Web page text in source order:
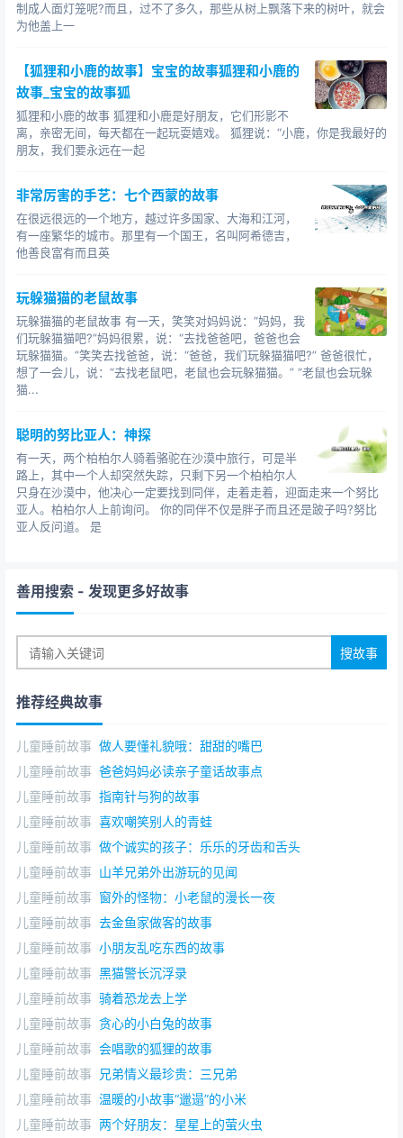
制成人面灯笼呢?而且，过不了多久，那些从树上飘落下来的树叶，就会
为他盖上一
【狐狸和小鹿的故事】宝宝的故事狐狸和小鹿的
故事_宝宝的故事狐
狐狸和小鹿的故事 狐狸和小鹿是好朋友，它们形影不
离，亲密无间，每天都在一起玩耍嬉戏。 狐狸说：“小鹿，你是我最好的
朋友，我们要永远在一起
非常厉害的手艺：七个西蒙的故事
在很远很远的一个地方，越过许多国家、大海和江河，
有一座繁华的城市。那里有一个国王，名叫阿希德吉，
他善良富有而且英
玩躲猫猫的老鼠故事
玩躲猫猫的老鼠故事 有一天，笑笑对妈妈说：“妈妈，我
们玩躲猫猫吧?”妈妈很累，说：“去找爸爸吧，爸爸也会
玩躲猫猫。”笑笑去找爸爸，说：“爸爸，我们玩躲猫猫吧?” 爸爸很忙，
想了一会儿，说：“去找老鼠吧，老鼠也会玩躲猫猫。” “老鼠也会玩躲
猫...
聪明的努比亚人：神探
有一天，两个柏柏尔人骑着骆驼在沙漠中旅行，可是半
路上，其中一个人却突然失踪，只剩下另一个柏柏尔人
只身在沙漠中，他决心一定要找到同伴，走着走着，迎面走来一个努比
亚人。柏柏尔人上前询问。 你的同伴不仅是胖子而且还是跛子吗?努比
亚人反问道。 是
善用搜索 - 发现更多好故事
推荐经典故事
儿童睡前故事 做人要懂礼貌哦：甜甜的嘴巴
儿童睡前故事 爸爸妈妈必读亲子童话故事点
儿童睡前故事 指南针与狗的故事
儿童睡前故事 喜欢嘲笑别人的青蛙
儿童睡前故事 做个诚实的孩子：乐乐的牙齿和舌头
儿童睡前故事 山羊兄弟外出游玩的见闻
儿童睡前故事 窗外的怪物：小老鼠的漫长一夜
儿童睡前故事 去金鱼家做客的故事
儿童睡前故事 小朋友乱吃东西的故事
儿童睡前故事 黑猫警长沉浮录
儿童睡前故事 骑着恐龙去上学
儿童睡前故事 贪心的小白兔的故事
儿童睡前故事 会唱歌的狐狸的故事
儿童睡前故事 兄弟情义最珍贵：三兄弟
儿童睡前故事 温暖的小故事“邋遢”的小米
儿童睡前故事 两个好朋友：星星上的萤火虫